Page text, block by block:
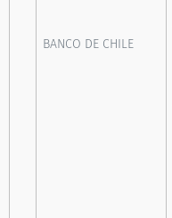
BANCO DE CHILE